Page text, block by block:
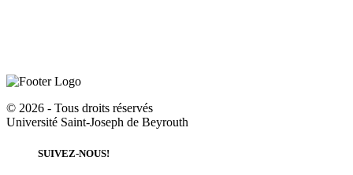
© 2026 - Tous droits réservés
Université Saint-Joseph de Beyrouth
SUIVEZ-NOUS!